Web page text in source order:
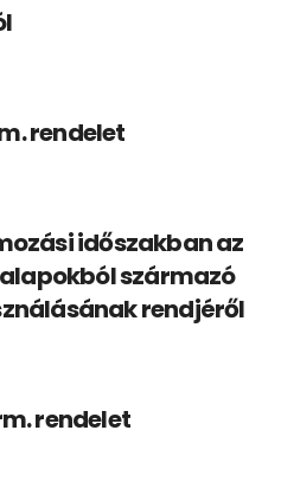
rendelet
időszakban az
származó
rendjéről
rendelet